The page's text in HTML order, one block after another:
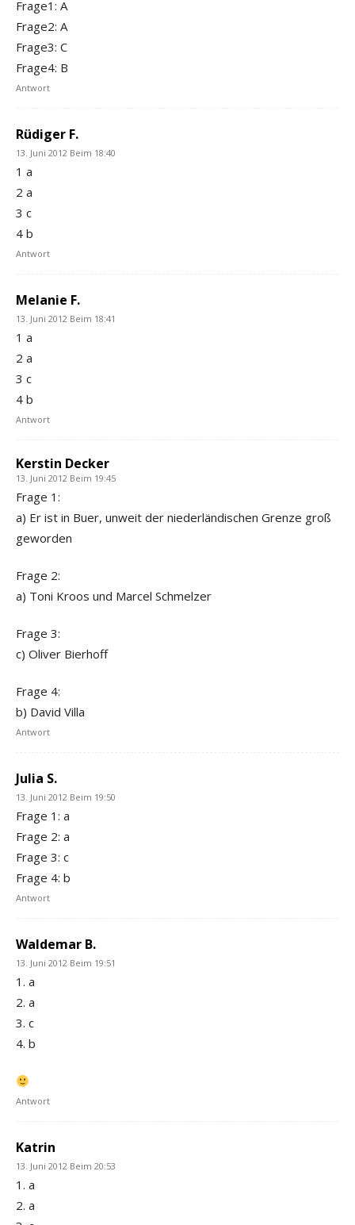
Frage1: A
Frage2: A
Frage3: C
Frage4: B
Antwort
Rüdiger F.
13. Juni 2012 Beim 18:40
1 a
2 a
3 c
4 b
Antwort
Melanie F.
13. Juni 2012 Beim 18:41
1 a
2 a
3 c
4 b
Antwort
Kerstin Decker
13. Juni 2012 Beim 19:45
Frage 1:
a) Er ist in Buer, unweit der niederländischen Grenze groß
geworden
Frage 2:
a) Toni Kroos und Marcel Schmelzer
Frage 3:
c) Oliver Bierhoff
Frage 4:
b) David Villa
Antwort
Julia S.
13. Juni 2012 Beim 19:50
Frage 1: a
Frage 2: a
Frage 3: c
Frage 4: b
Antwort
Waldemar B.
13. Juni 2012 Beim 19:51
1. a
2. a
3. c
4. b
Antwort
Katrin
13. Juni 2012 Beim 20:53
1. a
2. a